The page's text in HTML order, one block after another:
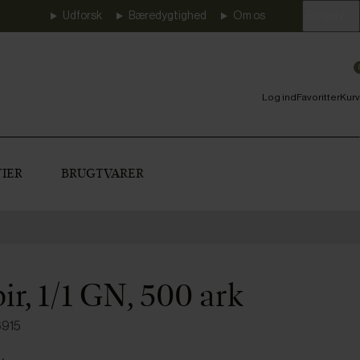
Udforsk Bæredygtighed Om os
Log indFavoritterKurv
BRUGTVARER
1/1 GN, 500 ark